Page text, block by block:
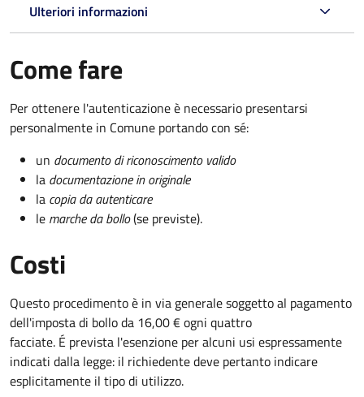
Ulteriori informazioni
Come fare
Per ottenere l'autenticazione è necessario presentarsi
personalmente in Comune portando con sé:
un documento di riconoscimento valido
la documentazione in originale
la copia da autenticare
le marche da bollo(se previste).
Costi
Questo procedimento è in via generale soggetto al pagamento
dell'imposta di bollo da 16,00 € ogni quattro
facciate. É prevista l'esenzione per alcuni usi espressamente
indicati dalla legge: il richiedente deve pertanto indicare
esplicitamente il tipo di utilizzo.